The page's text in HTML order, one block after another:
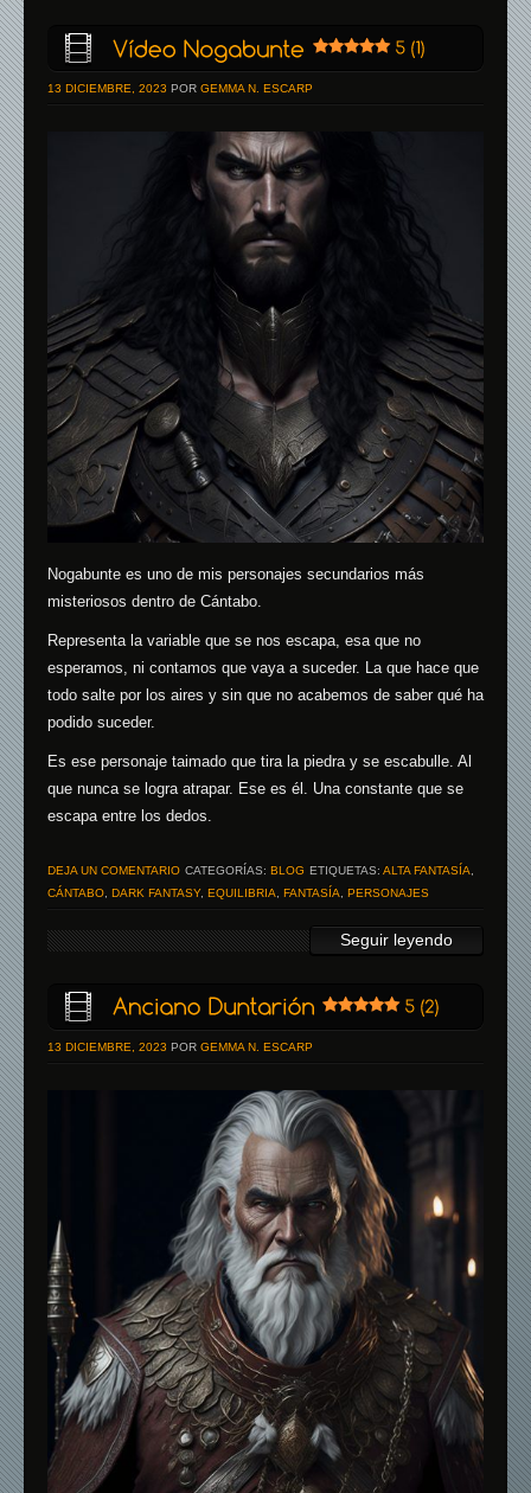
13 DICIEMBRE, 2023 POR GEMMA N. ESCARP
Nogabunte es uno de mis personajes secundarios más
misteriosos dentro de Cántabo.
Representa la variable que se nos escapa, esa que no
esperamos, ni contamos que vaya a suceder. La que hace que
todo salte por los aires y sin que no acabemos de saber qué ha
podido suceder.
Es ese personaje taimado que tira la piedra y se escabulle. Al
que nunca se logra atrapar. Ese es él. Una constante que se
escapa entre los dedos.
Seguir leyendo
DEJA UN COMENTARIO CATEGORÍAS: BLOG ETIQUETAS: ALTA FANTASÍA
CÁNTABO DARK FANTASY, EQUILIBRIA FANTASÍA PERSONAJES
13 DICIEMBRE, 2023 POR GEMMA N. ESCARP